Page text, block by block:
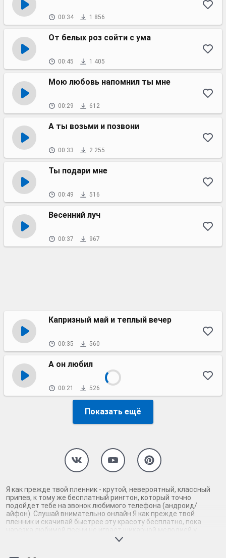
00:34 1 856
От белых роз сойти с ума
00:45 1 405
Мою любовь напомнил ты мне
00:29 612
А ты возьми и позвони
00:33 2 255
Ты подари мне
00:49 516
Весенний луч
00:37 967
Капризный май и теплый вечер
00:35 560
А он любил
00:21 526
Показать ещё
Я как прежде твой пленник - крутой, невероятный, классный
припев, к тому же бесплатный рингтон, который точно
подойдет тебе на звонок любимого телефона (андроид/
айфон). Слушай внимательно онлайн Я как прежде твой
пленник и скачивай быстрее эту красоту бесплатно, пока
нарезка любимой песни не играет шикарной мелодией у
каждого второго на звонке. Будь первым, кто скачает